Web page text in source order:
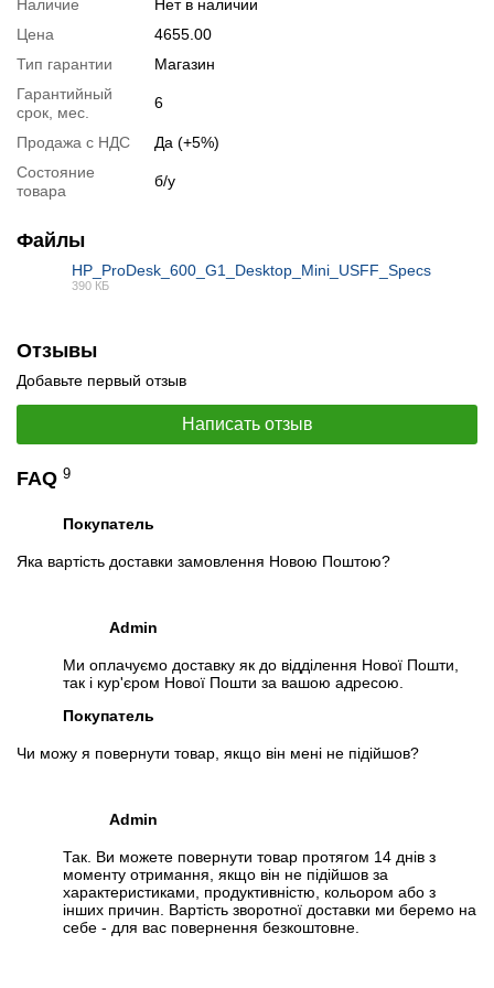
Отслеживать в Instagram
Отслеживать на Facebook
Наличие
Нет в наличии
Цена
4655.00
Тип гарантии
Магазин
Гарантийный
срок, мес.
6
Продажа с НДС
Да (+5%)
Состояние
товара
б/у
Файлы
HP_ProDesk_600_G1_Desktop_Mini_USFF_Specs
390 КБ
Отзывы
Добавьте первый отзыв
Написать отзыв
FAQ 9
Покупатель
Яка вартість доставки замовлення Новою Поштою?
Admin
Ми оплачуємо доставку як до відділення Нової Пошти,
так і кур'єром Нової Пошти за вашою адресою.
Покупатель
Чи можу я повернути товар, якщо він мені не підійшов?
Admin
Так. Ви можете повернути товар протягом 14 днів з
моменту отримання, якщо він не підійшов за
характеристиками, продуктивністю, кольором або з
інших причин. Вартість зворотної доставки ми беремо на
себе - для вас повернення безкоштовне.